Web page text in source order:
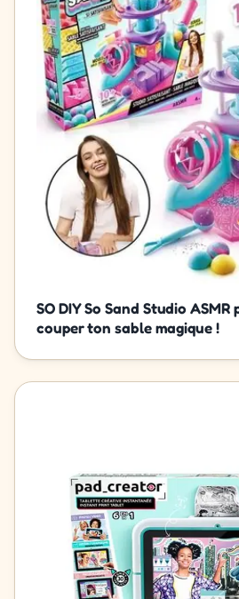
SO DIY So Sand Studio
couper ton sable magique !